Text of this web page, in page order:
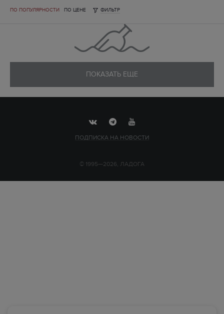
ПО ПОПУЛЯРНОСТИ ПО ЦЕНЕ ФИЛЬТР
ПОКАЗАТЬ ЕЩЕ
ПОДПИСКА НА НОВОСТИ
© 1995—2026, ЛАДОГА